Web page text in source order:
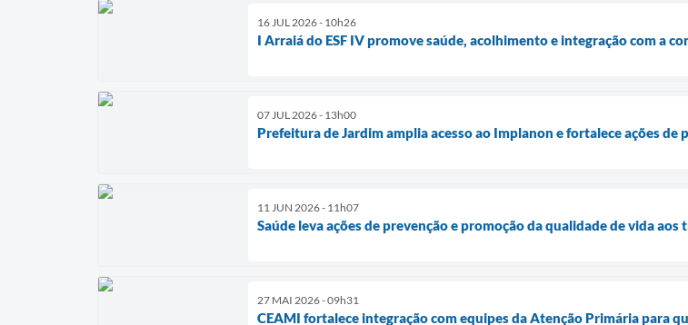
16 JUL 2026 - 10h26
I Arraiá do ESF IV promove saúde, acolhimento e integração com a
07 JUL 2026 - 13h00
Prefeitura de Jardim amplia acesso ao Implanon e fortalece ações de
11 JUN 2026 - 11h07
Saúde leva ações de prevenção e promoção da qualidade de vida
27 MAI 2026 - 09h31
CEAMI fortalece integração com equipes da Atenção Primária para